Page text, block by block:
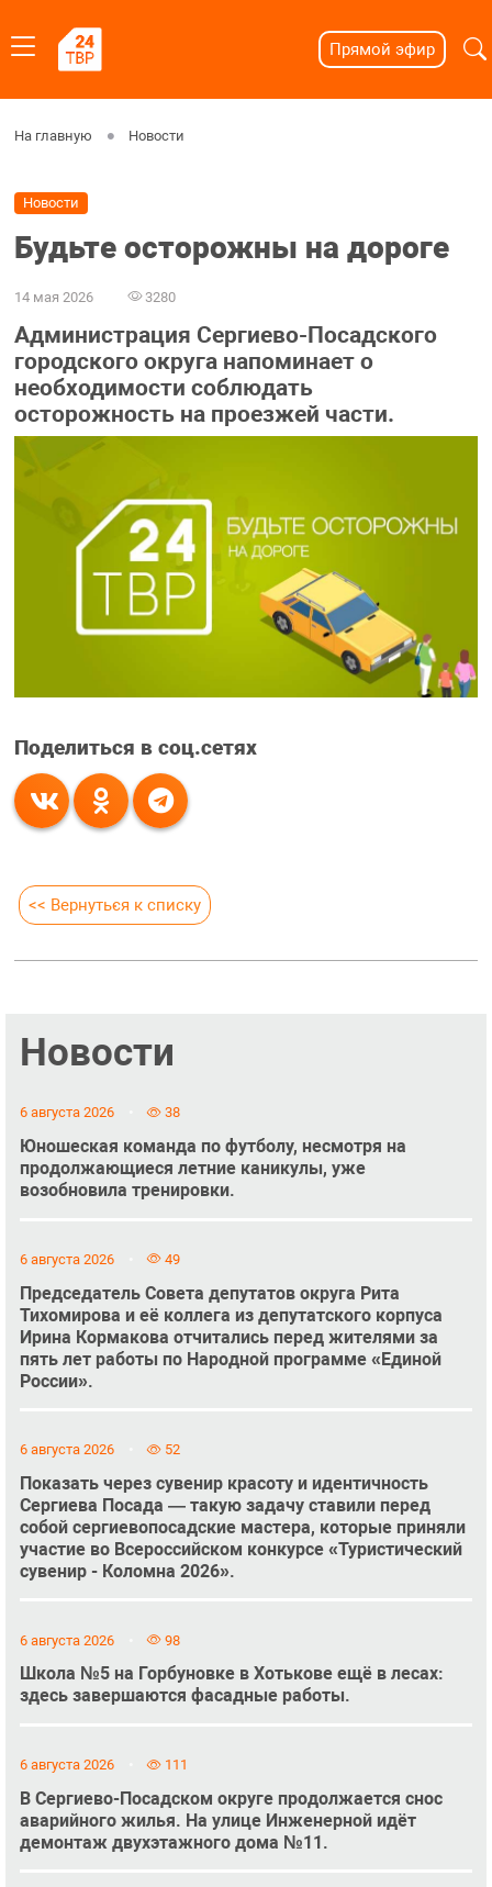
Прямой эфир
На главную Новости
Новости
Будьте осторожны на дороге
14 мая 2026 3280
Администрация Сергиево-Посадского
городского округа напоминает о
необходимости соблюдать
осторожность на проезжей части.
Поделиться в соц.сетях
<< Вернуться к списку
Новости
6 августа 2026 38
Юношеская команда по футболу, несмотря на
продолжающиеся летние каникулы, уже
возобновила тренировки.
6 августа 2026 49
Председатель Совета депутатов округа Рита
Тихомирова и её коллега из депутатского корпуса
Ирина Кормакова отчитались перед жителями за
пять лет работы по Народной программе «Единой
России».
6 августа 2026 52
Показать через сувенир красоту и идентичность
Сергиева Посада — такую задачу ставили перед
собой сергиевопосадские мастера, которые приняли
участие во Всероссийском конкурсе «Туристический
сувенир - Коломна 2026».
6 августа 2026 98
Школа №5 на Горбуновке в Хотькове ещё в лесах:
здесь завершаются фасадные работы.
6 августа 2026 111
В Сергиево-Посадском округе продолжается снос
аварийного жилья. На улице Инженерной идёт
демонтаж двухэтажного дома №11.